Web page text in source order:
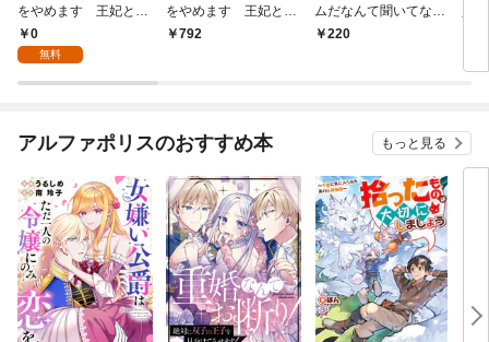
をやめます 王妃と不
倫した貴方が悪いので
すよ？（分冊版）第１
0
無料
をやめます 王妃と不
倫した貴方が悪いので
792
ムだなんて聞いてない
っ！～ドS風紀委員長
220
アルファポリスのおすすめ本 もっと見る